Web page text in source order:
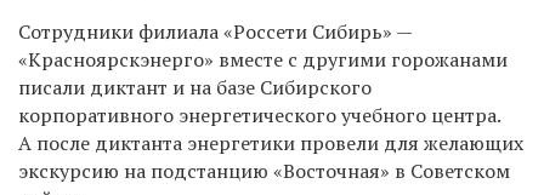
Сотрудники филиала «Россети Сибирь» —
«Красноярскэнерго» вместе с другими горожанами
писали диктант и на базе Сибирского
корпоративного энергетического учебного центра.
А после диктанта энергетики провели для желающих
экскурсию на подстанцию «Восточная» в Советском